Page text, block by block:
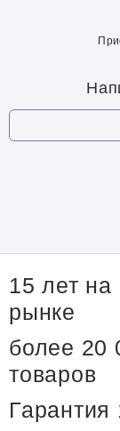
15 лет на
рынке
более 20
товаров
Гарантия